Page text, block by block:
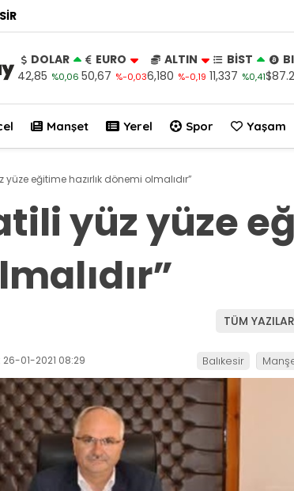
DOLAR
42,85 %0,06
EURO
50,67 %-0,03
ALTIN
6,180 %-0,19
BİST
11,337 %0,41
Manşet Yerel Spor Yaşam
yüze eğitime hazırlık dönemi olmalıdır”
yüz yüze
TÜM
01-2021 08:29 Balıkesir